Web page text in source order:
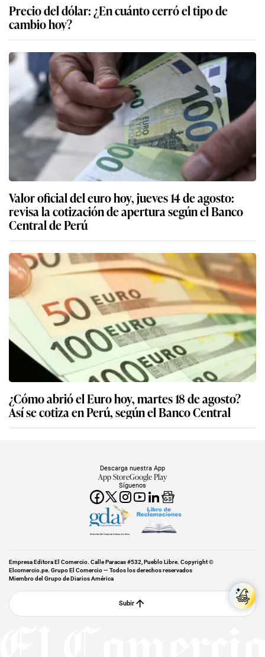
Precio del dólar: ¿En cuánto cerró el tipo de
cambio hoy?
Valor oficial del euro hoy, jueves 14 de agosto:
revisa la cotización de apertura según el Banco
Central de Perú
¿Cómo abrió el Euro hoy, martes 18 de agosto?
Así se cotiza en Perú, según el Banco Central
Síguenos
Descarga nuestra App
App StoreGoogle Play
Miembro del Grupo de Diarios América
Empresa Editora El Comercio. Calle Paracas #532, Pueblo Libre. Copyright ©
Elcomercio.pe. Grupo El Comercio — Todos los derechos reservados
Miembro del Grupo de Diarios América
Subir